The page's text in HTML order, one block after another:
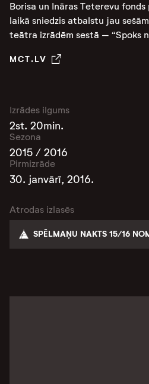
Borisa un Ināras Teterevu
laikā sniedzis atbalstu jau
teātra izrādēm sestā – “Spoks
MCT.LV
Izrādes ilgums
2st. 20min.
Sezona
2015 / 2016
Pirmizrāde
30. janvārī, 2016.
Atrodas izlasēs
SPĒLMAŅU NAKTS 15/16